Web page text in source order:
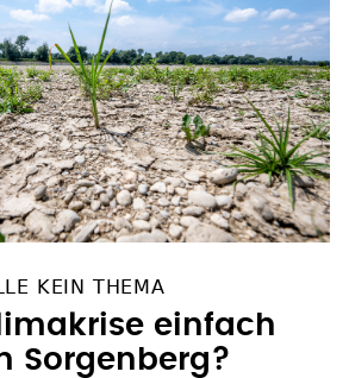
KEIN THEMA
einfach
Sorgenberg?